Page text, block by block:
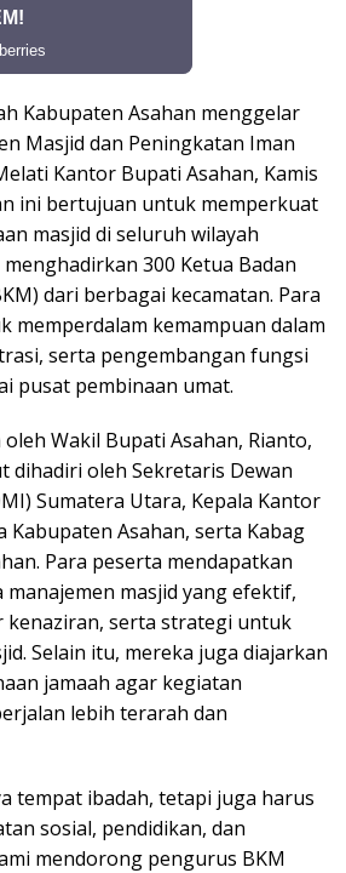
Kabupaten Asahan menggelar
Masjid dan Peningkatan Iman
Kantor Bupati Asahan, Kamis
ini bertujuan untuk memperkuat
masjid di seluruh wilayah
300 Ketua Badan
dari berbagai kecamatan. Para
memperdalam kemampuan dalam
serta pengembangan fungsi
pusat pembinaan umat.
Wakil Bupati Asahan, Rianto,
dihadiri oleh Sekretaris Dewan
Sumatera Utara, Kepala Kantor
Kabupaten Asahan, serta Kabag
Para peserta mendapatkan
masjid yang efektif,
serta strategi untuk
Selain itu, mereka juga diajarkan
jamaah agar kegiatan
lebih terarah dan
tempat ibadah, tetapi juga harus
sosial, pendidikan, dan
mendorong pengurus BKM